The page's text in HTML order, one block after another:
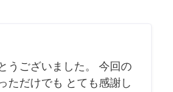
うございました。 今回の
ただけでも とても感謝し